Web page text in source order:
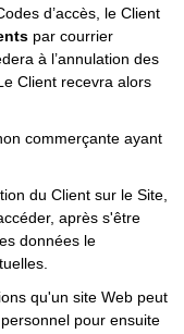
d’accès, le Client
par courrier
à l’annulation des
Client recevra alors
commerçante ayant
du Client sur le Site,
après s'être
données le
qu'un site Web peut
pour ensuite